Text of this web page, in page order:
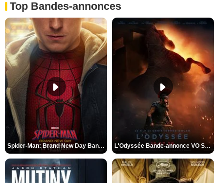
Top Bandes-annonces
Spider-Man: Brand New Day Bande-annonce VO STFR L'Odyssée Bande-annonce VO STFR